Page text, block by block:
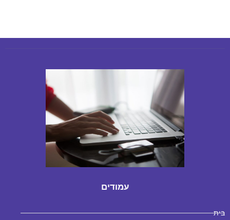
עמודים
בית